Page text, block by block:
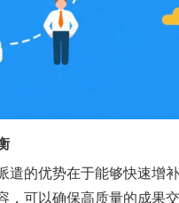
遣的优势在于能够快速增
，可以确保高质量的成果